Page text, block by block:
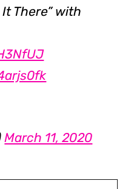
There” with
March 11, 2020